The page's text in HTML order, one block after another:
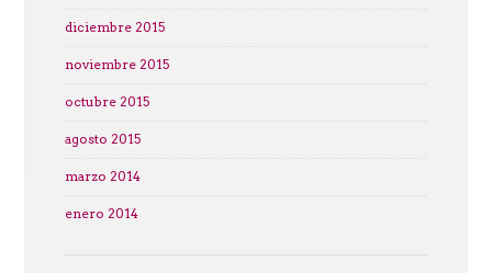
diciembre 2015
noviembre 2015
octubre 2015
agosto 2015
marzo 2014
enero 2014